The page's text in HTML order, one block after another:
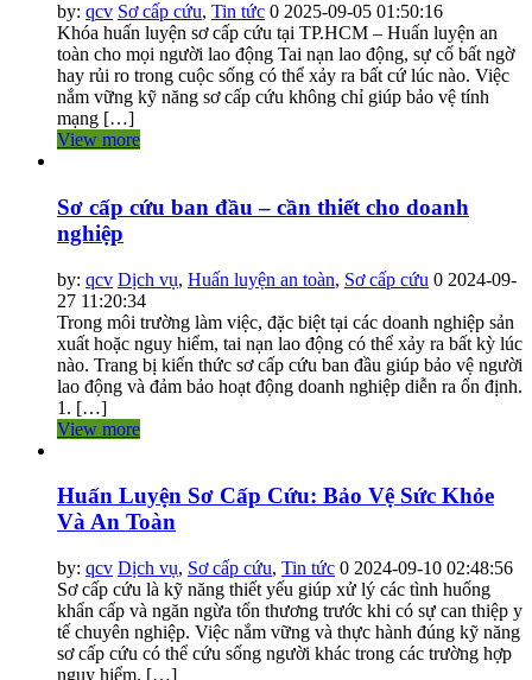
by: qcv Sơ cấp cứu, Tin tức 0 2025-09-05 01:50:16
Khóa huấn luyện sơ cấp cứu tại TP.HCM – Huấn luyện an
toàn cho mọi người lao động Tai nạn lao động, sự cố bất ngờ
hay rủi ro trong cuộc sống có thể xảy ra bất cứ lúc nào. Việc
nắm vững kỹ năng sơ cấp cứu không chỉ giúp bảo vệ tính
mạng […]
View more
Sơ cấp cứu ban đầu – cần thiết cho doanh
nghiệp
by: qcv Dịch vụ, Huấn luyện an toàn, Sơ cấp cứu 0 2024-09-
27 11:20:34
Trong môi trường làm việc, đặc biệt tại các doanh nghiệp sản
xuất hoặc nguy hiểm, tai nạn lao động có thể xảy ra bất kỳ lúc
nào. Trang bị kiến thức sơ cấp cứu ban đầu giúp bảo vệ người
lao động và đảm bảo hoạt động doanh nghiệp diễn ra ổn định.
1. […]
View more
Huấn Luyện Sơ Cấp Cứu: Bảo Vệ Sức Khỏe
Và An Toàn
by: qcv Dịch vụ, Sơ cấp cứu, Tin tức 0 2024-09-10 02:48:56
Sơ cấp cứu là kỹ năng thiết yếu giúp xử lý các tình huống
khẩn cấp và ngăn ngừa tổn thương trước khi có sự can thiệp y
tế chuyên nghiệp. Việc nắm vững và thực hành đúng kỹ năng
sơ cấp cứu có thể cứu sống người khác trong các trường hợp
nguy hiểm. […]